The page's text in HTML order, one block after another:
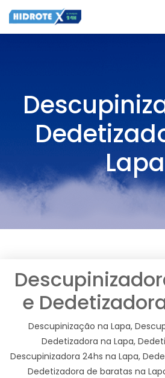
Lapa
e
Descupinização na Lapa,
Dedetizadora na Lapa,
Descupinizadora 24hs na Lapa,
Dedetizadora de baratas na